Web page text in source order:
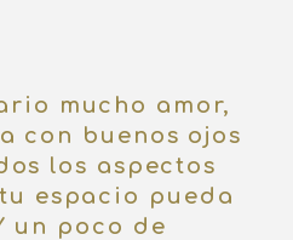
mucho amor,
con buenos ojos
los aspectos
espacio pueda
un poco de